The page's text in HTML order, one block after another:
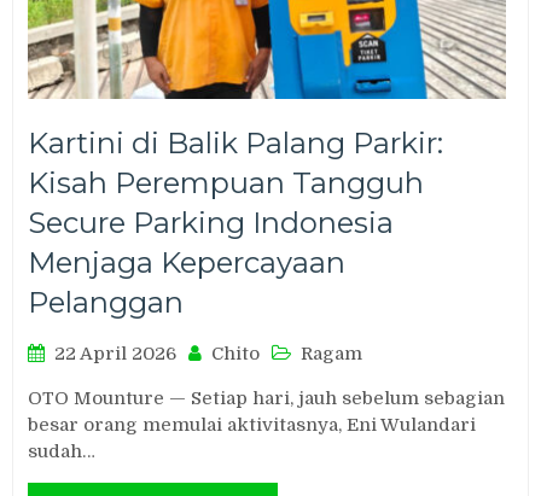
Kartini di Balik Palang Parkir:
Kisah Perempuan Tangguh
Secure Parking Indonesia
Menjaga Kepercayaan
Pelanggan
22 April 2026 Chito Ragam
OTO Mounture — Setiap hari, jauh sebelum sebagian
besar orang memulai aktivitasnya, Eni Wulandari
sudah…